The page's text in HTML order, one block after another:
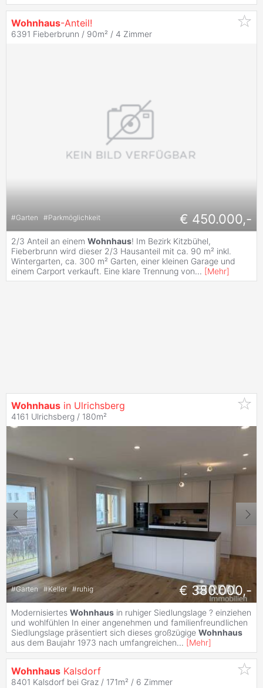
Wohnhaus-Anteil!
6391 Fieberbrunn / 90m² / 4 Zimmer
#Garten #Parkmöglichkeit € 450.000,-
2/3 Anteil an einem Wohnhaus! Im Bezirk Kitzbühel,
Fieberbrunn wird dieser 2/3 Hausanteil mit ca. 90 m² inkl.
Wintergarten, ca. 300 m² Garten, einer kleinen Garage und
einem Carport verkauft. Eine klare Trennung von... [Mehr]
Wohnhaus in Ulrichsberg
4161 Ulrichsberg / 180m²
#Garten #Keller #ruhig € 380.000,-
Modernisiertes Wohnhaus in ruhiger Siedlungslage ? einziehen
und wohlfühlen In einer angenehmen und familienfreundlichen
Siedlungslage präsentiert sich dieses großzügige Wohnhaus
aus dem Baujahr 1973 nach umfangreichen... [Mehr]
Wohnhaus Kalsdorf
8401 Kalsdorf bei Graz / 171m² / 6 Zimmer